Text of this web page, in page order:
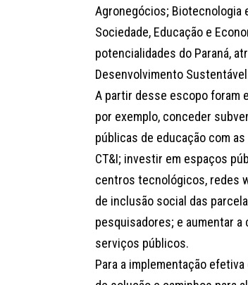
Agronegócios; Biotecnologia
Sociedade, Educação e
potencialidades do Paraná,
Desenvolvimento
A partir desse escopo foram
por exemplo, conceder
públicas de educação com
CT&I; investir em espaços
centros tecnológicos, redes
de inclusão social das
pesquisadores; e aumentar
serviços públicos.
Para a implementação